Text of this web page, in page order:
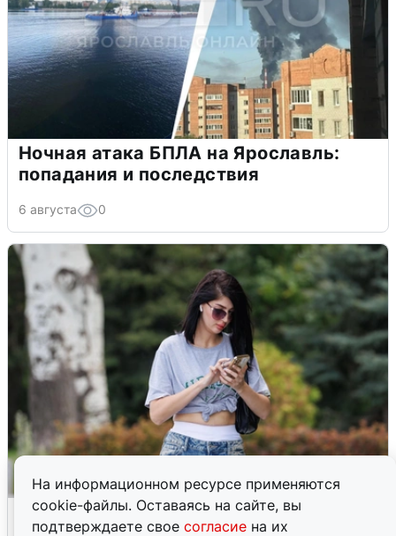
На информационном ресурсе применяются
cookie-файлы. Оставаясь на сайте, вы
подтверждаете свое согласие на их
Ночная атака БПЛА на Ярославль:
попадания и последствия
6 августа 0
Волгоградцы остались без